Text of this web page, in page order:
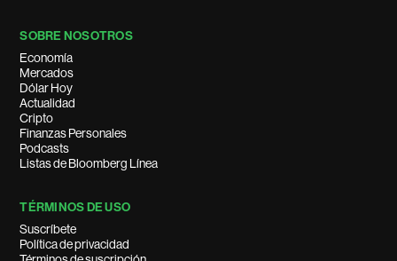
SOBRE NOSOTROS
Economía
Mercados
Dólar Hoy
Actualidad
Cripto
Finanzas Personales
Podcasts
Listas de Bloomberg Línea
TÉRMINOS DE USO
Suscríbete
Política de privacidad